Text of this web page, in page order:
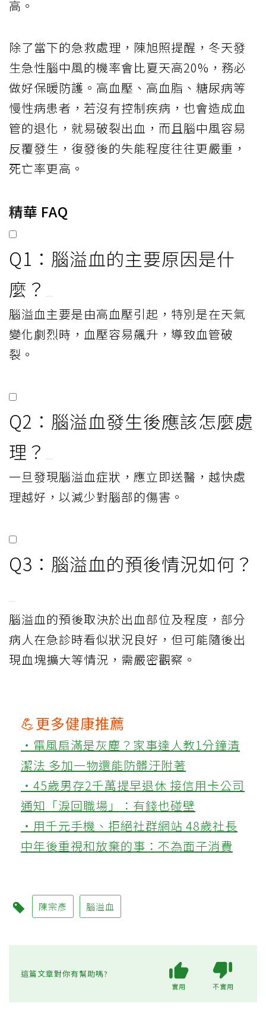
高。
除了當下的急救處理，陳旭照提醒，冬天發
生急性腦中風的機率會比夏天高20%，務必
做好保暖防護。高血壓、高血脂、糖尿病等
慢性病患者，若沒有控制疾病，也會造成血
管的退化，就易破裂出血，而且腦中風容易
反覆發生，復發後的失能程度往往更嚴重，
死亡率更高。
精華 FAQ
Q1：腦溢血的主要原因是什
麼？
腦溢血主要是由高血壓引起，特別是在天氣
變化劇烈時，血壓容易飆升，導致血管破
裂。
Q2：腦溢血發生後應該怎麼處
理？
一旦發現腦溢血症狀，應立即送醫，越快處
理越好，以減少對腦部的傷害。
Q3：腦溢血的預後情況如何？
腦溢血的預後取決於出血部位及程度，部分
病人在急診時看似狀況良好，但可能隨後出
現血塊擴大等情況，需嚴密觀察。
💪更多健康推薦
‧電風扇滿是灰塵？家事達人教1分鐘清
潔法 多加一物還能防髒汙附著
‧45歲男存2千萬提早退休 接信用卡公司
通知「淚回職場」：有錢也碰壁
‧用千元手機、拒絕社群網站 48歲社長
中年後重視和放棄的事：不為面子消費
陳宗彥 腦溢血
這篇文章對你有幫助嗎?
實用 不實用